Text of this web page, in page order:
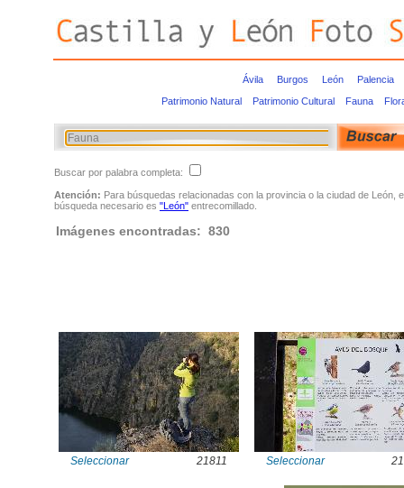
Ávila Burgos León
Palencia
Patrimonio Natural
Patrimonio Cultural Fauna
Buscar por palabra completa:
Atención: Para búsquedas relacionadas con la provincia o la ciudad de León,
búsqueda necesario es "León" entrecomillado.
Imágenes encontradas: 830
Seleccionar 21811 Seleccionar